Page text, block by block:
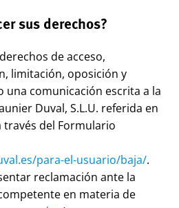
sus derechos?
de acceso,
limitación, oposición y
comunicación escrita a la
Duval, S.L.U. referida en
través del Formulario
para-el-usuario/baja/.
reclamación ante la
en materia de